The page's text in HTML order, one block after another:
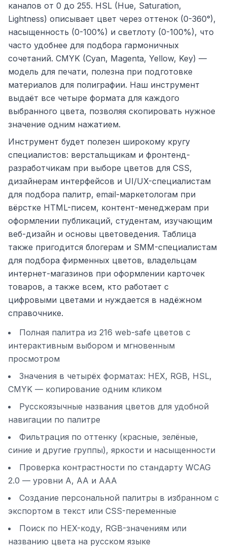
каналов от 0 до 255. HSL (Hue, Saturation,
Lightness) описывает цвет через оттенок (0-360°),
насыщенность (0-100%) и светлоту (0-100%), что
часто удобнее для подбора гармоничных
сочетаний. CMYK (Cyan, Magenta, Yellow, Key) —
модель для печати, полезна при подготовке
материалов для полиграфии. Наш инструмент
выдаёт все четыре формата для каждого
выбранного цвета, позволяя скопировать нужное
значение одним нажатием.
Инструмент будет полезен широкому кругу
специалистов: верстальщикам и фронтенд-
разработчикам при выборе цветов для CSS,
дизайнерам интерфейсов и UI/UX-специалистам
для подбора палитр, email-маркетологам при
вёрстке HTML-писем, контент-менеджерам при
оформлении публикаций, студентам, изучающим
веб-дизайн и основы цветоведения. Таблица
также пригодится блогерам и SMM-специалистам
для подбора фирменных цветов, владельцам
интернет-магазинов при оформлении карточек
товаров, а также всем, кто работает с
цифровыми цветами и нуждается в надёжном
справочнике.
Полная палитра из 216 web-safe цветов с
интерактивным выбором и мгновенным
просмотром
Значения в четырёх форматах: HEX, RGB, HSL,
CMYK — копирование одним кликом
Русскоязычные названия цветов для удобной
навигации по палитре
Фильтрация по оттенку (красные, зелёные,
синие и другие группы), яркости и насыщенности
Проверка контрастности по стандарту WCAG
2.0 — уровни A, AA и AAA
Создание персональной палитры в избранном с
экспортом в текст или CSS-переменные
Поиск по HEX-коду, RGB-значениям или
названию цвета на русском языке